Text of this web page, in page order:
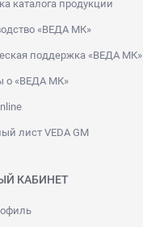
каталога продукции
«ВЕДА МК»
поддержка «ВЕДА МК»
о «ВЕДА МК»
лист VEDA GM
КАБИНЕТ